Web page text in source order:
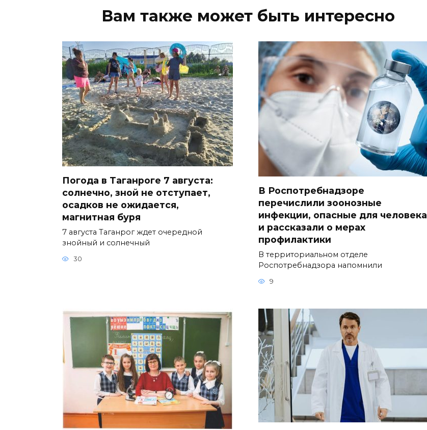
Вам также может быть интересно
Погода в Таганроге 7 августа:
солнечно, зной не отступает,
осадков не ожидается,
магнитная буря
7 августа Таганрог ждет очередной
знойный и солнечный
30
В Роспотребнадзоре
перечислили зоонозные
инфекции, опасные для человека
и рассказали о мерах
профилактики
В территориальном отделе
Роспотребнадзора напомнили
9